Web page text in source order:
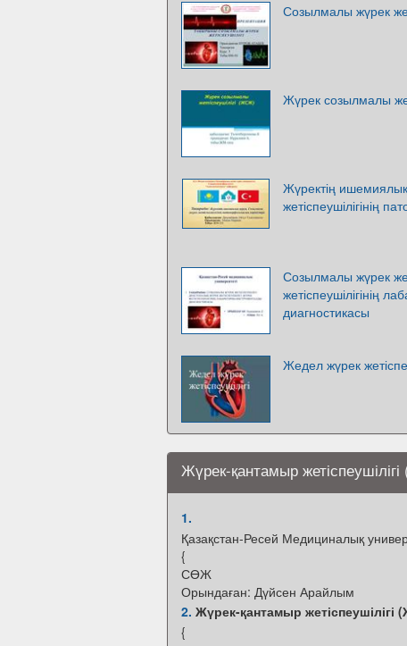
Созылмалы жүрек
Жүрек созылмалы
Жүректің
жетіспеушілігінің
Созылмалы жүрек
жетіспеушілігінің
диагностикасы
Жедел жүрек
Жүрек-қантамыр
1.
Қазақстан-Ресей Медициналық
{
СӨЖ
Орындаған: Дүйсен Арайлым
2. Жүрек-қантамыр жетіспеушілігі
{